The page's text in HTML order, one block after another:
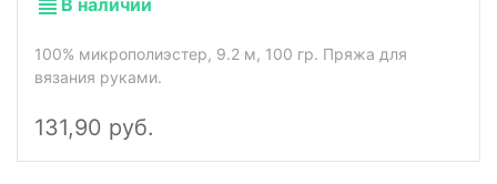
В наличии
100% микрополиэстер, 9.2 м, 100 гр. Пряжа для
вязания руками.
131,90 руб.